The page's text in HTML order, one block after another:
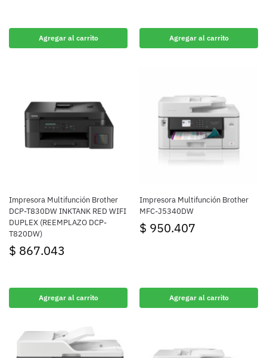
Agregar al carrito Agregar al carrito
Impresora Multifunción Brother
DCP-T830DW INKTANK RED WIFI
DUPLEX (REEMPLAZO DCP-
T820DW)
$ 867.043
Agregar al carrito
Impresora Multifunción Brother
MFC-J5340DW
$ 950.407
Agregar al carrito